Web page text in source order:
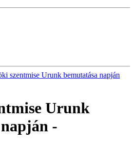
szentmise Urunk bemutatása napján
Urunk
-